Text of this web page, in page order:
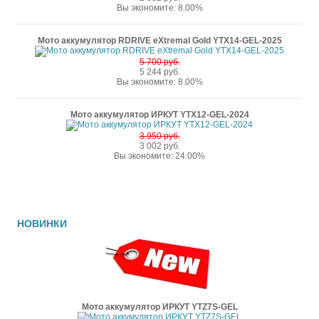
Вы экономите: 8.00%
Мото аккумулятор RDRIVE eXtremal Gold YTX14-GEL-2025
5 700 руб.
5 244 руб.
Вы экономите: 8.00%
Мото аккумулятор ИРКУТ YTX12-GEL-2024
3 950 руб.
3 002 руб.
Вы экономите: 24.00%
НОВИНКИ
Мото аккумулятор ИРКУТ YTZ7S-GEL